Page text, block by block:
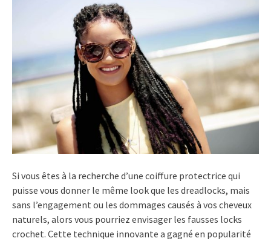
Si vous êtes à la recherche d’une coiffure protectrice qui
puisse vous donner le même look que les dreadlocks, mais
sans l’engagement ou les dommages causés à vos cheveux
naturels, alors vous pourriez envisager les fausses locks
crochet. Cette technique innovante a gagné en popularité